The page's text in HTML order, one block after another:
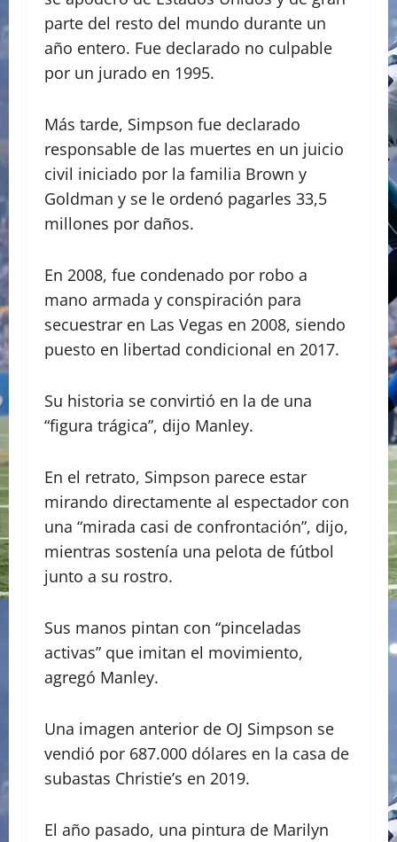
parte del resto del mundo durante un
año entero. Fue declarado no culpable
por un jurado en 1995.
Más tarde, Simpson fue declarado
responsable de las muertes en un juicio
civil iniciado por la familia Brown y
Goldman y se le ordenó pagarles 33,5
millones por daños.
En 2008, fue condenado por robo a
mano armada y conspiración para
secuestrar en Las Vegas en 2008, siendo
puesto en libertad condicional en 2017.
Su historia se convirtió en la de una
“figura trágica”, dijo Manley.
En el retrato, Simpson parece estar
mirando directamente al espectador con
una “mirada casi de confrontación”, dijo,
mientras sostenía una pelota de fútbol
junto a su rostro.
Sus manos pintan con “pinceladas
activas” que imitan el movimiento,
agregó Manley.
Una imagen anterior de OJ Simpson se
vendió por 687.000 dólares en la casa de
subastas Christie’s en 2019.
El año pasado, una pintura de Marilyn